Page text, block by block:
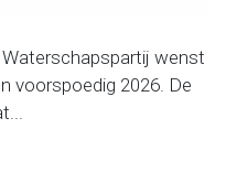
wenst
voorspoedig 2026. De